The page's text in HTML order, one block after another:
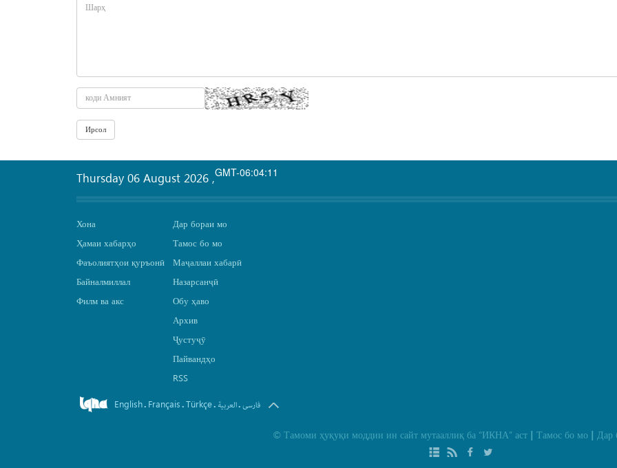
GMT-06:04:11
Thursday 06 August 2026 ,
Хона
Ҳамаи хабарҳо
Фаъолиятҳои қуръонӣ
Байналмиллал
Филм ва акс
Дар бораи мо
Тамос бо мо
Маҷаллаи хабарӣ
Назарсанҷӣ
Обу ҳаво
Архив
Ҷустуҷӯ
Пайвандҳо
RSS
English. Français.Türkçe. العربیة.فارسی
© Тамоми ҳуқуқи моддии ин сайт мутааллиқ ба “ИКНА”аст | Тамос бо мо | Дар